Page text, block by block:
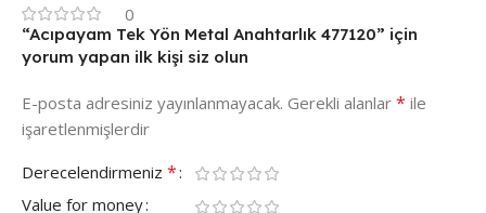
0
“Acıpayam Tek Yön Metal Anahtarlık 477120” için
yorum yapan ilk kişi siz olun
E-posta adresiniz yayınlanmayacak. Gerekli alanlar * ile
işaretlenmişlerdir
Derecelendirmeniz *
Value for money